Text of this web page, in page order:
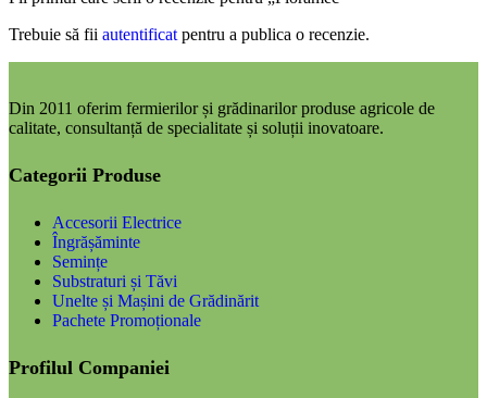
Trebuie să fii autentificat pentru a publica o recenzie.
Din 2011 oferim fermierilor și grădinarilor produse agricole de
calitate, consultanță de specialitate și soluții inovatoare.
Categorii Produse
Accesorii Electrice
Îngrășăminte
Semințe
Substraturi și Tăvi
Unelte și Mașini de Grădinărit
Pachete Promoționale
Profilul Companiei